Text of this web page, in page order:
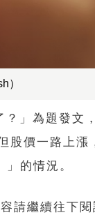
）
？」為題發文
股價一路上漲
的情況。
請繼續往下閱